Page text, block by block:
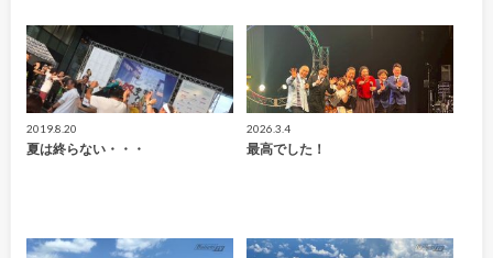
2019.8.20
夏は終らない・・・
2026.3.4
最高でした！